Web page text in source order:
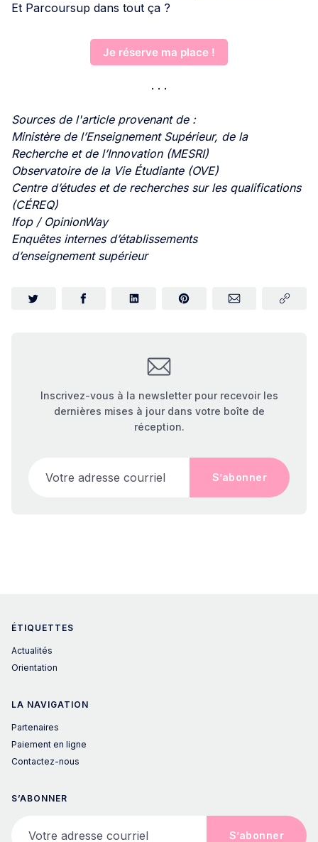
Et Parcoursup dans tout ça ?
Je réserve ma place !
Sources de l'article provenant de :
Ministère de l’Enseignement Supérieur, de la
Recherche et de l’Innovation (MESRI)
Observatoire de la Vie Étudiante (OVE)
Centre d’études et de recherches sur les qualifications
(CÉREQ)
Ifop / OpinionWay
Enquêtes internes d’établissements
d’enseignement supérieur
Inscrivez-vous à la newsletter pour recevoir les
dernières mises à jour dans votre boîte de
réception.
S’abonner
ÉTIQUETTES
Actualités
Orientation
LA NAVIGATION
Partenaires
Paiement en ligne
Contactez-nous
S’ABONNER
S’abonner